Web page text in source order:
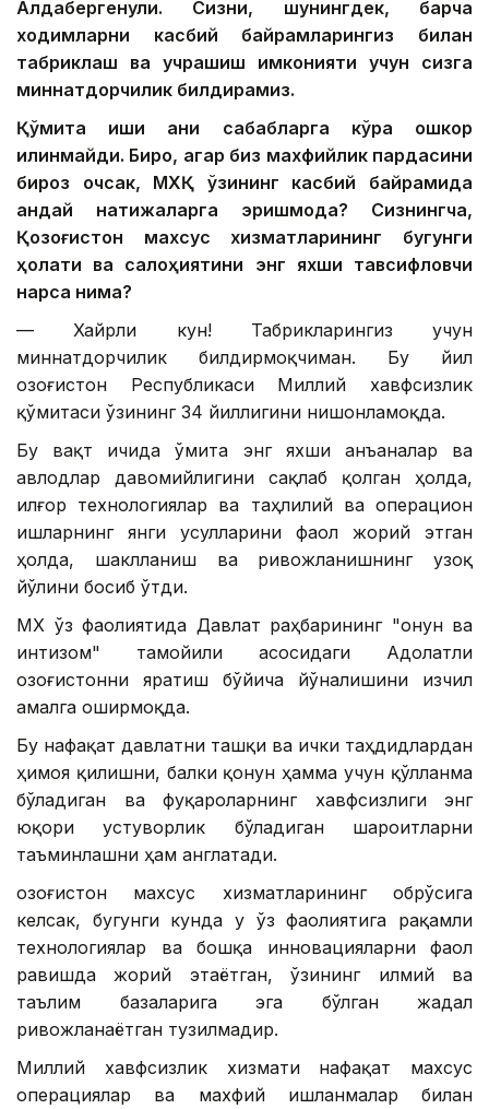
Алдабергенули. Сизни, шунингдек, барча
ходимларни касбий байрамларингиз билан
табриклаш ва учрашиш имконияти учун сизга
миннатдорчилик билдирамиз.
Қўмита иши аниқ сабабларга кўра ошкор
қилинмайди. Бироқ, агар биз махфийлик пардасини
бироз очсак, МХҚ ўзининг касбий байрамида
қандай натижаларга эришмоқда? Сизнингча,
Қозоғистон махсус хизматларининг бугунги
ҳолати ва салоҳиятини энг яхши тавсифловчи
нарса нима?
— Хайрли кун! Табрикларингиз учун
миннатдорчилик билдирмоқчиман. Бу йил
Қозоғистон Республикаси Миллий хавфсизлик
қўмитаси ўзининг 34 йиллигини нишонламоқда.
Бу вақт ичида Қўмита энг яхши анъаналар ва
авлодлар давомийлигини сақлаб қолган ҳолда,
илғор технологиялар ва таҳлилий ва операцион
ишларнинг янги усулларини фаол жорий этган
ҳолда, шаклланиш ва ривожланишнинг узоқ
йўлини босиб ўтди.
МХҚ ўз фаолиятида Давлат раҳбарининг "Қонун ва
интизом" тамойили асосидаги Адолатли
Қозоғистонни яратиш бўйича йўналишини изчил
амалга оширмоқда.
Бу нафақат давлатни ташқи ва ички таҳдидлардан
ҳимоя қилишни, балки қонун ҳамма учун қўлланма
бўладиган ва фуқароларнинг хавфсизлиги энг
юқори устуворлик бўладиган шароитларни
таъминлашни ҳам англатади.
Қозоғистон махсус хизматларининг обрўсига
келсак, бугунги кунда у ўз фаолиятига рақамли
технологиялар ва бошқа инновацияларни фаол
равишда жорий этаётган, ўзининг илмий ва
таълим базаларига эга бўлган жадал
ривожланаётган тузилмадир.
Миллий хавфсизлик хизмати нафақат махсус
операциялар ва махфий ишланмалар билан